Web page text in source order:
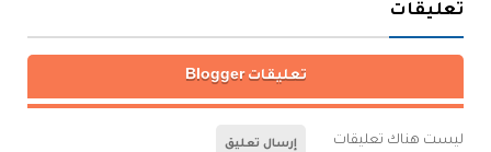
تعليقات
تعليقات Blogger
ليست هناك تعليقات إرسال تعليق